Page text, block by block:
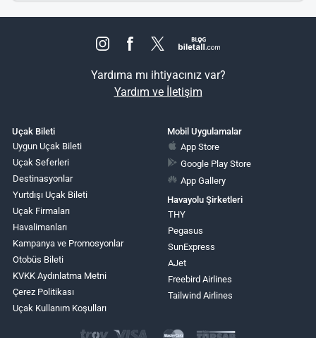
Yardıma mı ihtiyacınız var?
Yardım ve İletişim
Uçak Bileti
Uygun Uçak Bileti
Uçak Seferleri
Destinasyonlar
Yurtdışı Uçak Bileti
Uçak Firmaları
Havalimanları
Kampanya ve Promosyonlar
Otobüs Bileti
KVKK Aydınlatma Metni
Çerez Politikası
Uçak Kullanım Koşulları
Mobil Uygulamalar
App Store
Google Play Store
App Gallery
Havayolu Şirketleri
THY
Pegasus
SunExpress
AJet
Freebird Airlines
Tailwind Airlines